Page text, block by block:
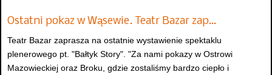
Ostatni pokaz w Wąsewie. Teatr Bazar zap…
Teatr Bazar zaprasza na ostatnie wystawienie spektaklu
plenerowego pt. "Bałtyk Story". "Za nami pokazy w Ostrowi
Mazowieckiej oraz Broku, gdzie zostaliśmy bardzo ciepło i